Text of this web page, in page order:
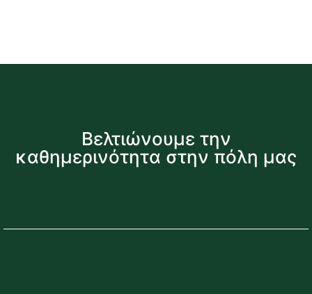
Βελτιώνουμε την
καθημερινότητα στην πόλη μας